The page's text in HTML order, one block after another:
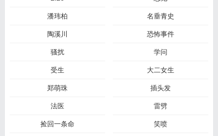
潘玮柏
名垂青史
陶溪川
恐怖事件
骚扰
学问
受生
大二女生
郑萌珠
插头发
法医
雷劈
捡回一条命
笑喷